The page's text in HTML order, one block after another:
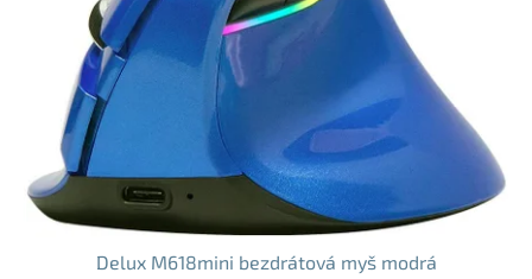
Delux M618mini bezdrátová myš modrá